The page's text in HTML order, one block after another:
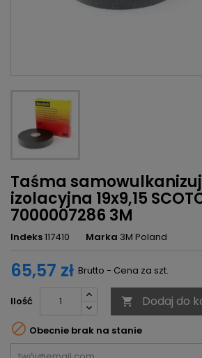
Taśma
izolacyjna 19x9,15
7000007286 3M
Indeks117410 Marka 3M Poland
65,57 zł Brutto - Cena za szt.
Ilość  Dodaj do
 Obecnie brak na stanie